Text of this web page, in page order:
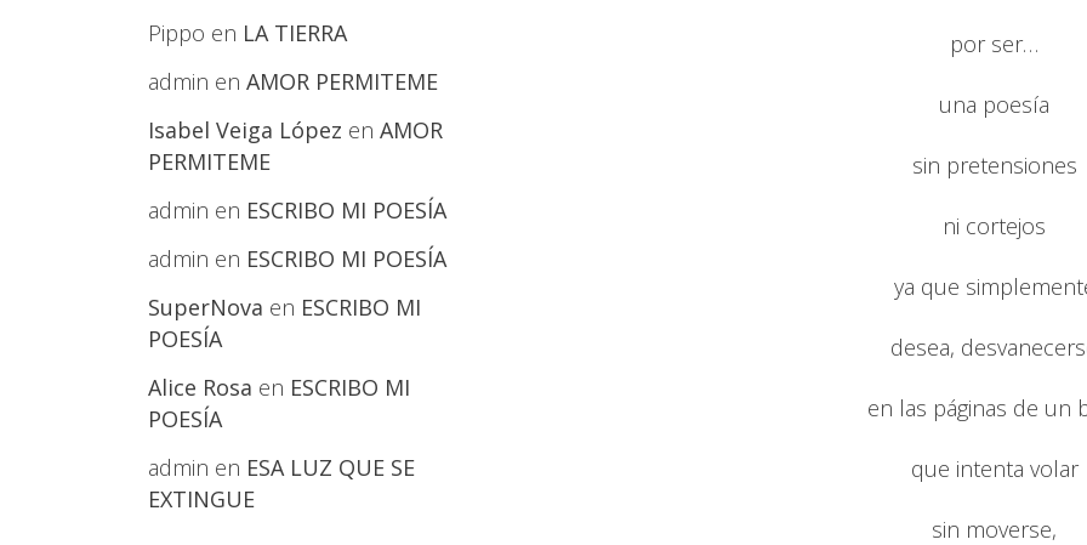
Pippo en LA TIERRA
admin en AMOR PERMITEME
Isabel Veiga López en AMOR
PERMITEME
admin en ESCRIBO MI POESÍA
admin en ESCRIBO MI POESÍA
SuperNova en ESCRIBO MI
POESÍA
Alice Rosa en ESCRIBO MI
POESÍA
admin en ESA LUZ QUE SE
EXTINGUE
por ser…
una poesía
sin pretensiones
ni cortejos
ya que
desea,
en las páginas de un
que intenta volar
sin moverse,